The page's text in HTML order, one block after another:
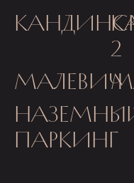
2
МАЛЕВИЧ
ПАРКИНГ